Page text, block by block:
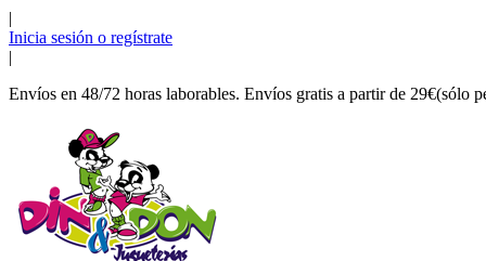
|
Inicia sesión o regístrate
|
Envíos en 48/72 horas laborables. Envíos gratis a partir de 29€(sólo